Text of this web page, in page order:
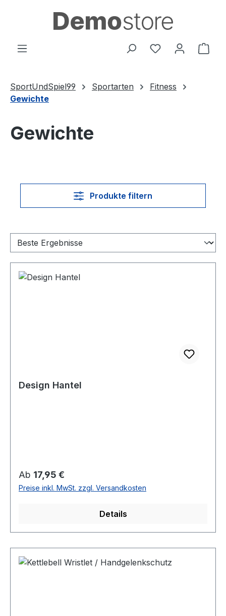
Zum Hauptinhalt springen
Du hast 0
SportUndSpiel99 Sportarten
Fitness
Gewichte
Gewichte
Produkte filtern
Design Hantel
Regulärer Preis:
Ab 17,95 €
Preise inkl. MwSt. zzgl. Versandkosten
Details